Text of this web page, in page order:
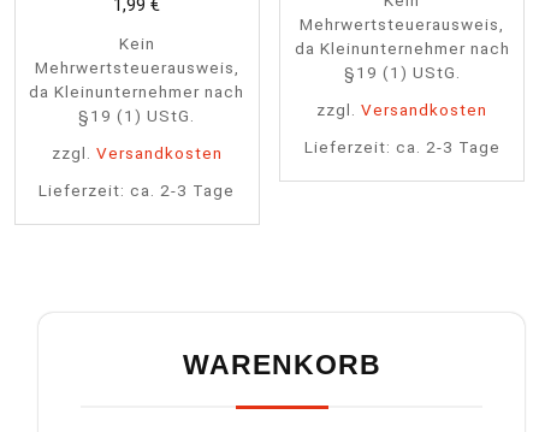
Kein
Mehrwertsteuerausweis,
da Kleinunternehmer nach
§19 (1) UStG.
zzgl. Versandkosten
Lieferzeit:ca. 2-3 Tage
Mehrwertsteuerausweis,
da Kleinunternehmer nach
§19 (1) UStG.
zzgl.Versandkosten
Lieferzeit: ca. 2-3 Tage
WARENKORB